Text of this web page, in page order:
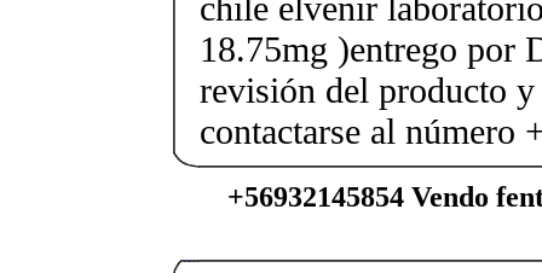
18.75mg )entrego por
revisión del producto
contactarse al número
+56932145854 Vendo